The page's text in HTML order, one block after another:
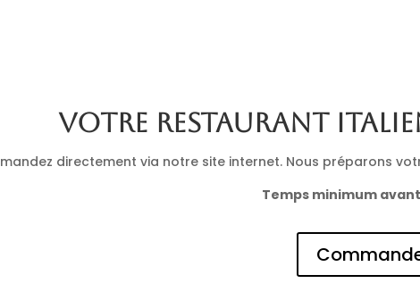
Votre restaurant
directement via notre site internet. Nous préparons
Temps minimum